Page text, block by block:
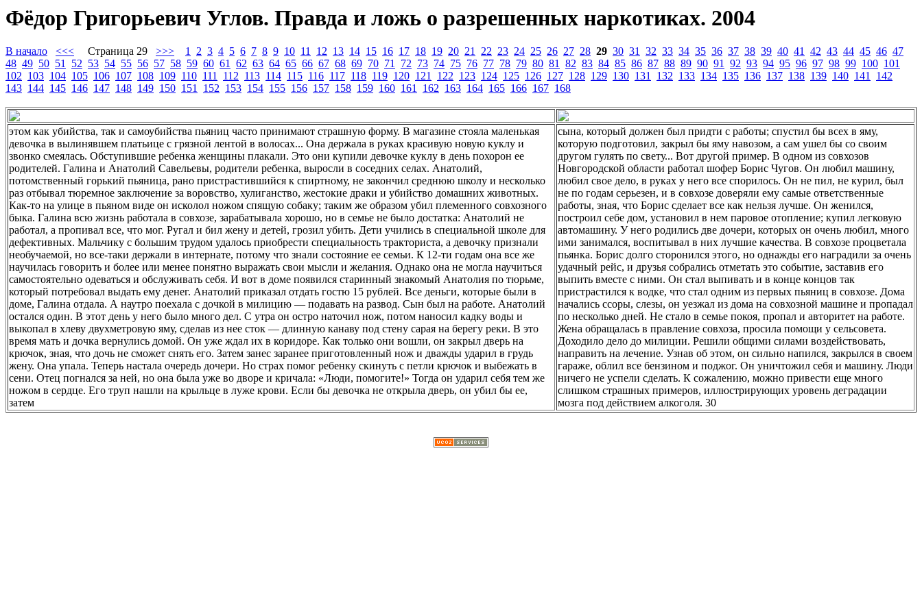
Фёдор Григорьевич Углов. Правда и ложь о разрешенных наркотиках. 2004
В начало <<< Страница 29 >>> 1 2 3 4 5 6 7 8 9 10 11 12 13 14 15 16 17 18 19 20 21 22 23 24 25 26 27 28 29 30 31 32 33 34 35 36 37 38 39 40 41 42 43 44 45 46 47
48 49 50 51 52 53 54 55 56 57 58 59 60 61 62 63 64 65 66 67 68 69 70 71 72 73 74 75 76 77 78 79 80 81 82 83 84 85 86 87 88 89 90 91 92 93 94 95 96 97 98 99 100 101
102 103 104 105 106 107 108 109 110 111 112 113 114 115 116 117 118 119 120 121 122 123 124 125 126 127 128 129 130 131 132 133 134 135 136 137 138 139 140 141 142
143 144 145 146 147 148 149 150 151 152 153 154 155 156 157 158 159 160 161 162 163 164 165 166 167 168
этом как убийства, так и самоубийства пьяниц часто принимают страшную форму. В магазине стояла маленькая
девочка в вылинявшем платьице с грязной лентой в волосах... Она держала в руках красивую новую куклу и
звонко смеялась. Обступившие ребенка женщины плакали. Это они купили девочке куклу в день похорон ее
родителей. Галина и Анатолий Савельевы, родители ребенка, выросли в соседних селах. Анатолий,
потомственный горький пьяница, рано пристрастившийся к спиртному, не закончил среднюю школу и несколько
раз отбывал тюремное заключение за воровство, хулиганство, жестокие драки и убийство домашних животных.
Как-то на улице в пьяном виде он исколол ножом спящую собаку; таким же образом убил племенного совхозного
быка. Галина всю жизнь работала в совхозе, зарабатывала хорошо, но в семье не было достатка: Анатолий не
работал, а пропивал все, что мог. Ругал и бил жену и детей, грозил убить. Дети учились в специальной школе для
дефективных. Мальчику с большим трудом удалось приобрести специальность тракториста, а девочку признали
необучаемой, но все-таки держали в интернате, потому что знали состояние ее семьи. К 12-ти годам она все же
научилась говорить и более или менее понятно выражать свои мысли и желания. Однако она не могла научиться
самостоятельно одеваться и обслуживать себя. И вот в доме появился старинный знакомый Анатолия по тюрьме,
который потребовал выдать ему денег. Анатолий приказал отдать гостю 15 рублей. Все деньги, которые были в
доме, Галина отдала. А наутро поехала с дочкой в милицию — подавать на развод. Сын был на работе. Анатолий
остался один. В этот день у него было много дел. С утра он остро наточил нож, потом наносил кадку воды и
выкопал в хлеву двухметровую яму, сделав из нее сток — длинную канаву под стену сарая на берегу реки. В это
время мать и дочка вернулись домой. Он уже ждал их в коридоре. Как только они вошли, он закрыл дверь на
крючок, зная, что дочь не сможет снять его. Затем занес заранее приготовленный нож и дважды ударил в грудь
жену. Она упала. Теперь настала очередь дочери. Но страх помог ребенку скинуть с петли крючок и выбежать в
сени. Отец погнался за ней, но она была уже во дворе и кричала: «Люди, помогите!» Тогда он ударил себя тем же
ножом в сердце. Его труп нашли на крыльце в луже крови. Если бы девочка не открыла дверь, он убил бы ее,
затем
сына, который должен был придти с работы; спустил бы всех в яму,
которую подготовил, закрыл бы яму навозом, а сам ушел бы со своим
другом гулять по свету... Вот другой пример. В одном из совхозов
Новгородской области работал шофер Борис Чугов. Он любил машину,
любил свое дело, в руках у него все спорилось. Он не пил, не курил, был
не по годам серьезен, и в совхозе доверяли ему самые ответственные
работы, зная, что Борис сделает все как нельзя лучше. Он женился,
построил себе дом, установил в нем паровое отопление; купил легковую
автомашину. У него родились две дочери, которых он очень любил, много
ими занимался, воспитывал в них лучшие качества. В совхозе процветала
пьянка. Борис долго сторонился этого, но однажды его наградили за очень
удачный рейс, и друзья собрались отметать это событие, заставив его
выпить вместе с ними. Он стал выпивать и в конце концов так
пристрастился к водке, что стал одним из первых пьяниц в совхозе. Дома
начались ссоры, слезы, он уезжал из дома на совхозной машине и пропадал
по несколько дней. Не стало в семье покоя, пропал и авторитет на работе.
Жена обращалась в правление совхоза, просила помощи у сельсовета.
Доходило дело до милиции. Решили общими силами воздействовать,
направить на лечение. Узнав об этом, он сильно напился, закрылся в своем
гараже, облил все бензином и поджог. Он уничтожил себя и машину. Люди
ничего не успели сделать. К сожалению, можно привести еще много
слишком страшных примеров, иллюстрирующих уровень деградации
мозга под действием алкоголя. 30